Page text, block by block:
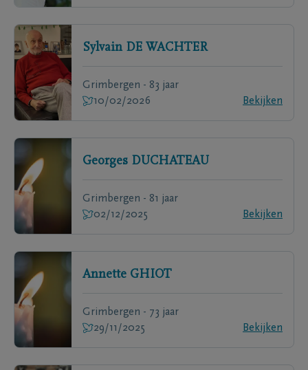
Sylvain DE WACHTER
Grimbergen - 83 jaar
10/02/2026
Bekijken
Georges DUCHATEAU
Grimbergen - 81 jaar
02/12/2025
Bekijken
Annette GHIOT
Grimbergen - 73 jaar
29/11/2025
Bekijken